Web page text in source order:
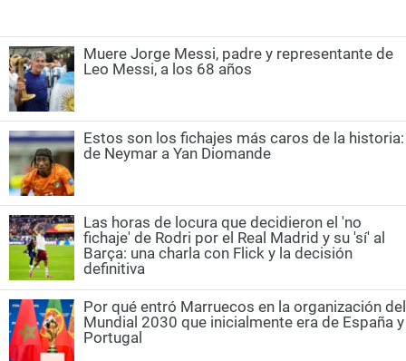
Muere Jorge Messi, padre y representante de
Leo Messi, a los 68 años
Estos son los fichajes más caros de la historia:
de Neymar a Yan Diomande
Las horas de locura que decidieron el 'no
fichaje' de Rodri por el Real Madrid y su 'sí' al
Barça: una charla con Flick y la decisión
definitiva
Por qué entró Marruecos en la organización del
Mundial 2030 que inicialmente era de España y
Portugal